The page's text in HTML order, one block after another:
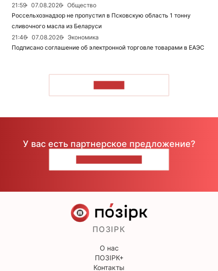
21:59
07.08.2026
Общество
Россельхознадзор не пропустил в Псковскую область 1 тонну
сливочного масла из Беларуси
21:46
07.08.2026
Экономика
Подписано соглашение об электронной торговле товарами в ЕАЭС
У вас есть партнерское предложение?
ПОЗІРК
О нас
ПОЗІРК+
Контакты